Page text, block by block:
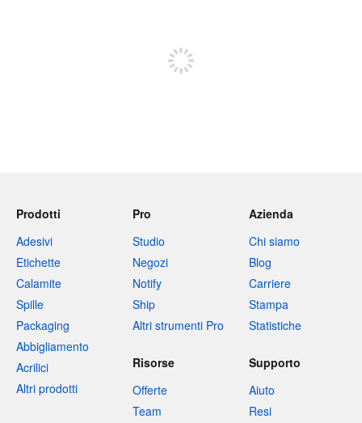
Prodotti
Adesivi
Etichette
Calamite
Spille
Packaging
Abbigliamento
Acrilici
Altri prodotti
Pro
Studio
Negozi
Notify
Ship
Altri strumenti Pro
Azienda
Chi siamo
Blog
Carriere
Stampa
Statistiche
Risorse
Offerte
Team
Supporto
Aiuto
Resi